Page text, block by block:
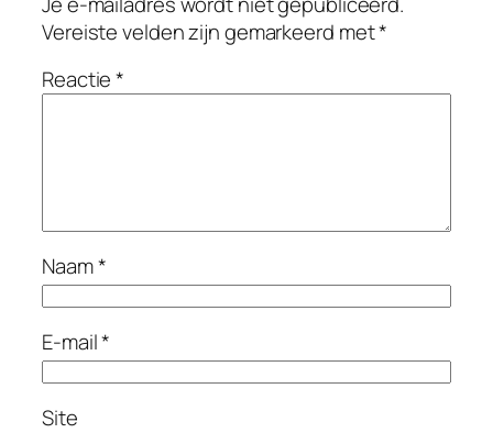
Vereiste velden zijn gemarkeerd met*
Reactie*
Naam*
E-mail*
Site